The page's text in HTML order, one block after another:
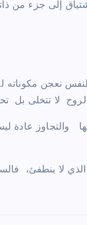
إلى جزء من
نعجن مكوناته
لا تتخلى بل
والتجاوز عادة
الذي لا ينطفئ،